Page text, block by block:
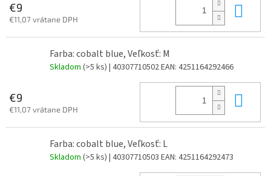
€9
€11,07 vrátane DPH
Farba: cobalt blue, Veľkosť: M
Skladom (>5 ks) | 40307710502EAN: 4251164292466
€9
€11,07 vrátane DPH
Farba: cobalt blue, Veľkosť: L
Skladom (>5 ks) | 40307710503 EAN: 4251164292473